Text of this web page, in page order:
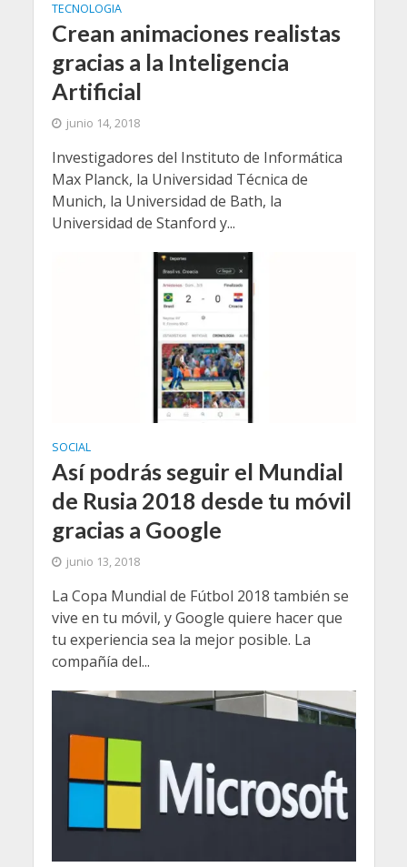
TECNOLOGIA
Crean animaciones realistas
gracias a la Inteligencia
Artificial
junio 14, 2018
Investigadores del Instituto de Informática
Max Planck, la Universidad Técnica de
Munich, la Universidad de Bath, la
Universidad de Stanford y...
SOCIAL
Así podrás seguir el Mundial
de Rusia 2018 desde tu móvil
gracias a Google
junio 13, 2018
La Copa Mundial de Fútbol 2018 también se
vive en tu móvil, y Google quiere hacer que
tu experiencia sea la mejor posible. La
compañía del...